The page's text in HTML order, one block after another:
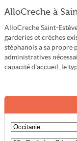
AlloCreche à
AlloCreche Saint-
garderies et crèches
stéphanois a sa propre
administratives
capacité d'accueil, le